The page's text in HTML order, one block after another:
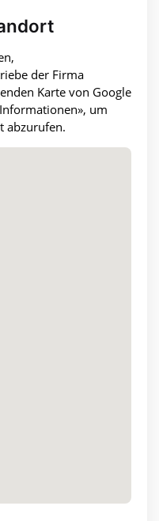
der Firma
Karte von Google
um
abzurufen.